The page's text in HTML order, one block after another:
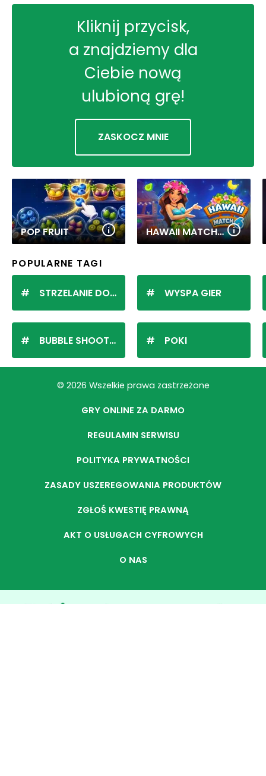
Kliknij przycisk,
a znajdziemy dla
Ciebie nową
ulubioną grę!
ZASKOCZ MNIE
POP FRUIT HAWAII MATCH 6
POPULARNE TAGI
STRZELANIE DO KULEK
BUBBLE SHOOTER
WYSPA GIER
POKI
© 2026 Wszelkie prawa zastrzeżone
GRY ONLINE ZA DARMO
REGULAMIN SERWISU
POLITYKA PRYWATNOŚCI
ZASADY USZEREGOWANIA PRODUKTÓW
ZGŁOŚ KWESTIĘ PRAWNĄ
AKT O USŁUGACH CYFROWYCH
O NAS